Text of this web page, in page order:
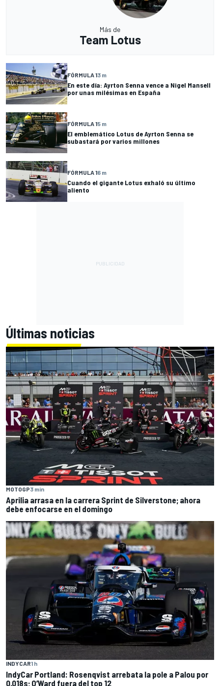
Más de
Team Lotus
FÓRMULA 13 m
En este día: Ayrton Senna vence a Nigel Mansell
por unas milésimas en España
FÓRMULA 15 m
El emblemático Lotus de Ayrton Senna se
subastará por varios millones
FÓRMULA 16 m
Cuando el gigante Lotus exhaló su último
aliento
Últimas noticias
MOTOGP3 min
Aprilia arrasa en la carrera Sprint de Silverstone; ahora
debe enfocarse en el domingo
INDYCAR1 h
IndyCar Portland: Rosenqvist arrebata la pole a Palou por
0.018s; O’Ward fuera del top 12